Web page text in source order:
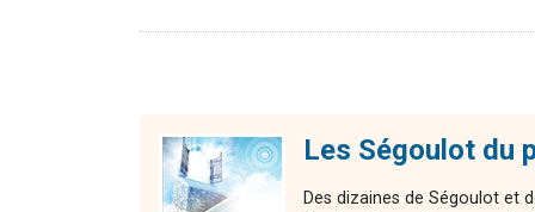
Les Ségoulot du
Des dizaines de Ségoulot et